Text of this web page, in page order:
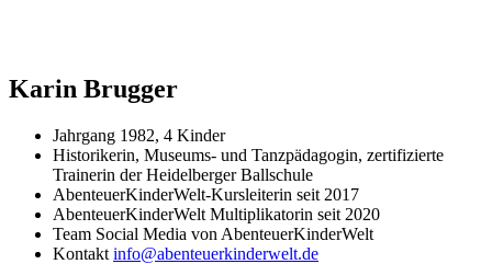
Karin Brugger
Jahrgang 1982, 4 Kinder
Historikerin, Museums- und Tanzpädagogin, zertifizierte
Trainerin der Heidelberger Ballschule
AbenteuerKinderWelt-Kursleiterin seit 2017
AbenteuerKinderWelt Multiplikatorin seit 2020
Team Social Media von AbenteuerKinderWelt
Kontakt info@abenteuerkinderwelt.de